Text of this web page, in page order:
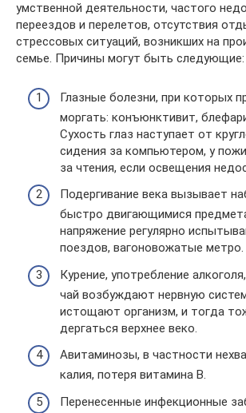
умственной деятельности, частого
переездов и перелетов, отсутствия
стрессовых ситуаций, возникших на
семье. Причины могут быть следующие:
Глазные болезни, при которых
моргать: конъюнктивит,
Сухость глаз наступает от
сидения за компьютером, у
за чтения, если освещения
Подергивание века вызывает
быстро двигающимися
напряжение регулярно
поездов, вагоновожатые метро.
Курение, употребление
чай возбуждают нервную
истощают организм, и тогда
дергаться верхнее веко.
Авитаминозы, в частности
калия, потеря витамина В.
Перенесенные инфекционные